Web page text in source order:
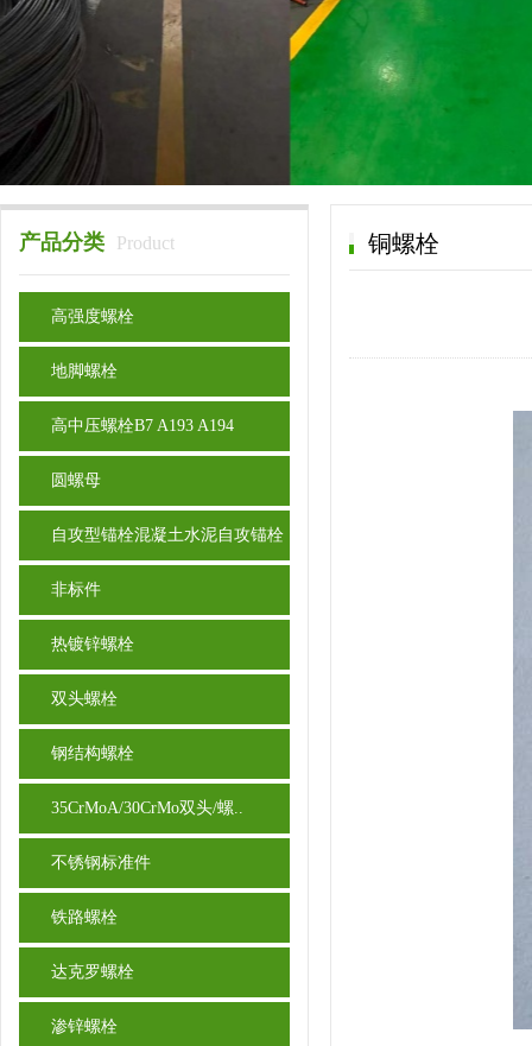
产品分类 Product
高强度螺栓
地脚螺栓
高中压螺栓B7 A193 A194
圆螺母
自攻型锚栓混凝土水泥自攻锚栓
非标件
热镀锌螺栓
双头螺栓
钢结构螺栓
35CrMoA/30CrMo双头/螺..
不锈钢标准件
铁路螺栓
达克罗螺栓
渗锌螺栓
铜螺栓